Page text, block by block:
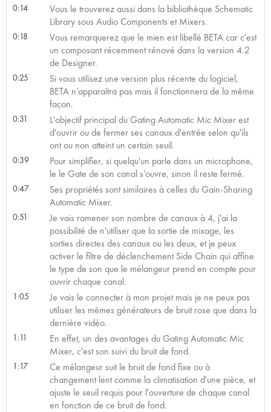
0:14
Vous le trouverez aussi dans la bibliothèque Schematic
Library sous Audio Components et Mixers.
0:18
Vous remarquerez que le mien est libellé BETA car c'est
un composant récemment rénové dans la version 4.2
de Designer.
0:25
Si vous utilisez une version plus récente du logiciel,
BETA n’apparaîtra pas mais il fonctionnera de la même
façon.
0:31
L'objectif principal du Gating Automatic Mic Mixer est
d'ouvrir ou de fermer ses canaux d'entrée selon qu'ils
ont ou non atteint un certain seuil.
0:39
Pour simplifier, si quelqu'un parle dans un microphone,
le le Gate de son canal s’ouvre, sinon il reste fermé.
0:47
Ses propriétés sont similaires à celles du Gain-Sharing
Automatic Mixer.
0:51
Je vais ramener son nombre de canaux à 4, j'ai la
possibilité de n'utiliser que la sortie de mixage, les
sorties directes des canaux ou les deux, et je peux
activer le filtre de déclenchement Side Chain qui affine
le type de son que le mélangeur prend en compte pour
ouvrir chaque canal.
1:05
Je vais le connecter à mon projet mais je ne peux pas
utiliser les mêmes générateurs de bruit rose que dans la
dernière vidéo.
1:11
En effet, un des avantages du Gating Automatic Mic
Mixer, c'est son suivi du bruit de fond.
1:17
Ce mélangeur suit le bruit de fond fixe ou à
changement lent comme la climatisation d'une pièce, et
ajuste le seuil requis pour l'ouverture de chaque canal
en fonction de ce bruit de fond.